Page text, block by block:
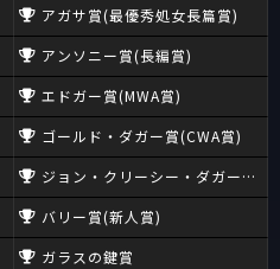
アガサ賞(最優秀処女長篇賞)
アンソニー賞(長編賞)
エドガー賞(MWA賞)
ゴールド・ダガー賞(CWA賞)
ジョン・クリーシー・ダガー賞
バリー賞(新人賞)
ガラスの鍵賞